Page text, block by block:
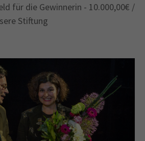
für die Gewinnerin - 10.000,00€ /
Stiftung